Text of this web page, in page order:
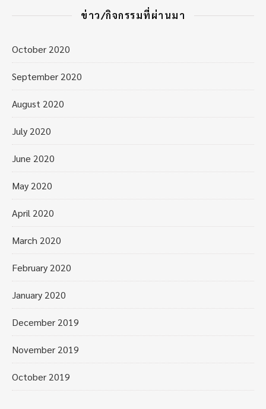
ข่าว/กิจกรรมที่ผ่านมา
October 2020
September 2020
August 2020
July 2020
June 2020
May 2020
April 2020
March 2020
February 2020
January 2020
December 2019
November 2019
October 2019